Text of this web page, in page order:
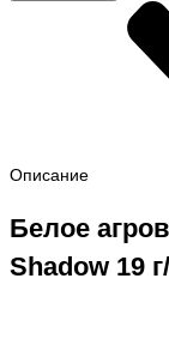
Описание
Белое
Shadow 19